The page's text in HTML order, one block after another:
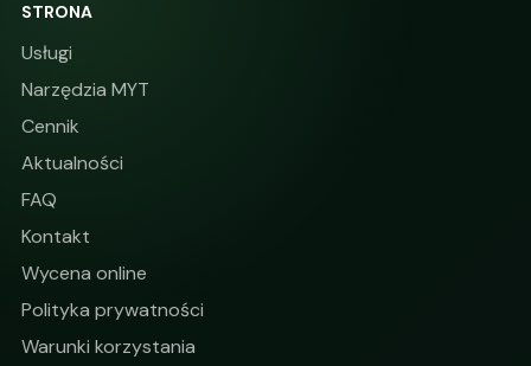
STRONA
Usługi
Narzędzia MYT
Cennik
Aktualności
FAQ
Kontakt
Wycena online
Polityka prywatności
Warunki korzystania